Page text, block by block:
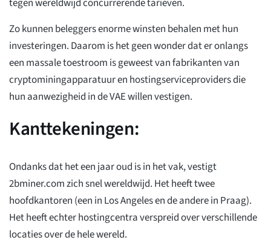
tegen wereldwijd concurrerende tarieven.
Zo kunnen beleggers enorme winsten behalen met hun
investeringen. Daarom is het geen wonder dat er onlangs
een massale toestroom is geweest van fabrikanten van
cryptominingapparatuur en hostingserviceproviders die
hun aanwezigheid in de VAE willen vestigen.
Kanttekeningen:
Ondanks dat het een jaar oud is in het vak, vestigt
2bminer.com zich snel wereldwijd. Het heeft twee
hoofdkantoren (een in Los Angeles en de andere in Praag).
Het heeft echter hostingcentra verspreid over verschillende
locaties over de hele wereld.